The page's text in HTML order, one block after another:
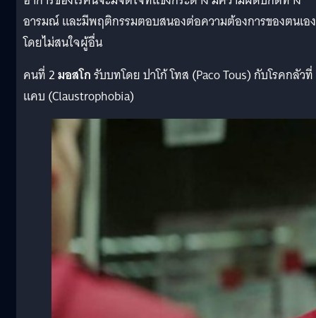
อารมณ์ และมีพฤติกรรมตอบสนองต่อความต้องการของตนเอง
โดยไม่สนใจผู้อื่น
คนที่ 2มอสโกรับบทโดย ปาโก้ โทส (Paco Tous) กับโรคกลัวที่
แคบ (Claustrophobia)